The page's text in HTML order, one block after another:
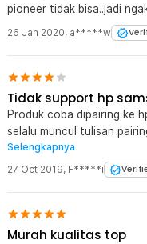
pioneer tidak bisa..jadi
26 Jan 2020, a*****w
Tidak support hp
Produk coba dipairing ke
selalu muncul tulisan
lancar dan langsung
Selengkapnya
27 Oct 2019, F*****i
Murah kualitas top